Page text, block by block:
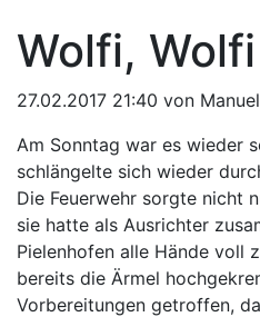
Wolfi,
27.02.2017 21:40 von
Am Sonntag war es wieder
schlängelte sich wieder
Die Feuerwehr sorgte nicht
sie hatte als Ausrichter
Pielenhofen alle Hände voll
bereits die Ärmel
Vorbereitungen getroffen,